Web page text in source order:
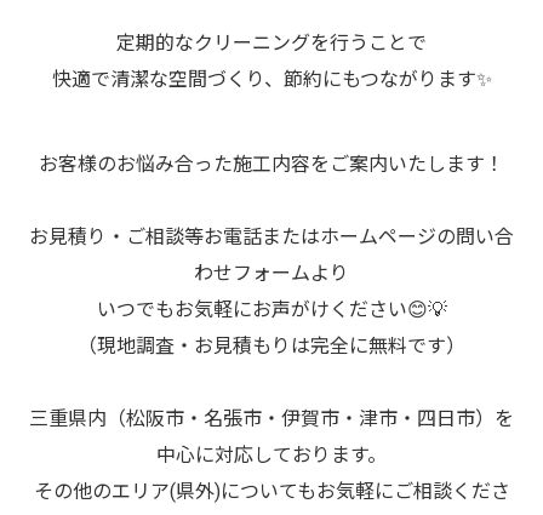
定期的なクリーニングを行うことで
快適で清潔な空間づくり、節約にもつながります✨
お客様のお悩み合った施工内容をご案内いたします！
お見積り・ご相談等お電話またはホームページの問い合
わせフォームより
いつでもお気軽にお声がけください😊💡
（現地調査・お見積もりは完全に無料です）
三重県内（松阪市・名張市・伊賀市・津市・四日市）を
中心に対応しております。
その他のエリア(県外)についてもお気軽にご相談くださ